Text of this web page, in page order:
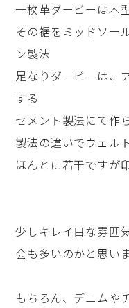
一枚革ダービーは木
その裾をミッドソー
ン製法
足なりダービーは、
する
セメント製法にて作
製法の違いでウェル
ほんとに若干ですが
少しキレイ目な雰囲
会も多いのかと思いま
もちろん、デニムや